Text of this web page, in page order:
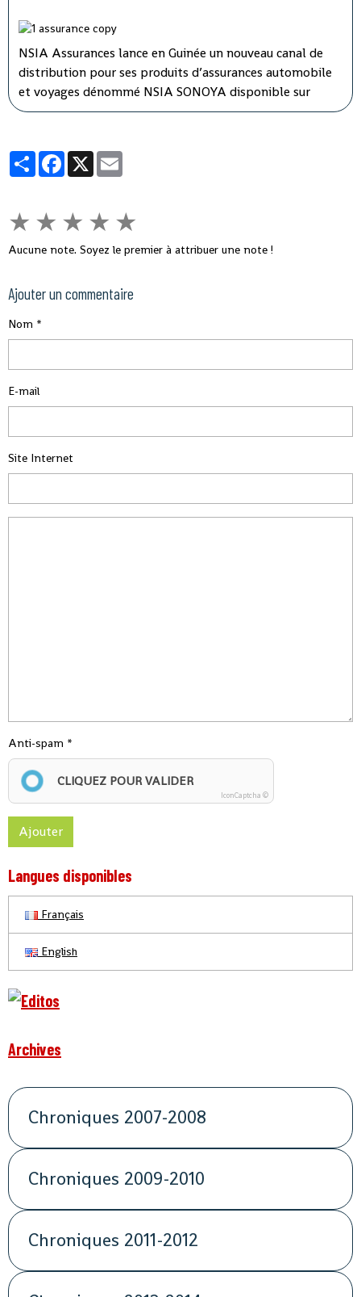
NSIA Assurances lance en Guinée un nouveau canal de
distribution pour ses produits d’assurances automobile
et voyages dénommé NSIA SONOYA disponible sur
WhatsApp. En recourant par messages à la souscription
leurs contrats d’assurances directement chez eux.
PartagerFacebook
X
★ ★ ★ ★ ★
Aucune note. Soyez le premier à attribuer une note !
Ajouter un commentaire
Nom
E-mail
Site Internet
Anti-spam
CLIQUEZ POUR VALIDER
IconCaptcha ©
Ajouter
Langues disponibles
Français
English
Archives
Chroniques 2007-2008
Chroniques 2009-2010
Chroniques 2011-2012